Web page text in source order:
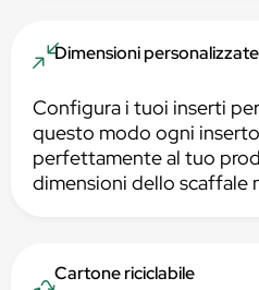
Dimensioni
Configura i tuoi inserti
questo modo ogni
perfettamente al tuo
dimensioni dello scaffale
Cartone riciclabile